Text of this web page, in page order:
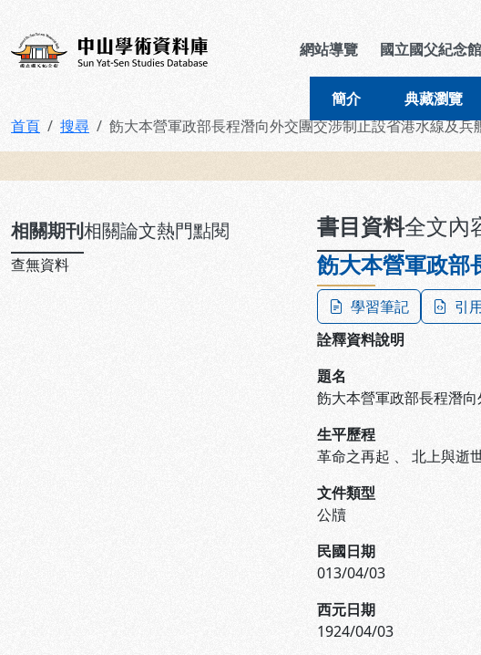
中山學術資料庫 網站導覽 國立國父紀念館
簡介 典藏瀏覽
首頁 搜尋 飭大本營軍政部長程潛向外交團交涉制止設省港水線及兵
相關期刊相關論文熱門點閱
查無資料
書目資料全文內
飭大本營軍政部
學習筆記 引
詮釋資料說明
題名
飭大本營軍政部長程潛
生平歷程
革命之再起 、 北上與逝
文件類型
公牘
民國日期
013/04/03
西元日期
1924/04/03